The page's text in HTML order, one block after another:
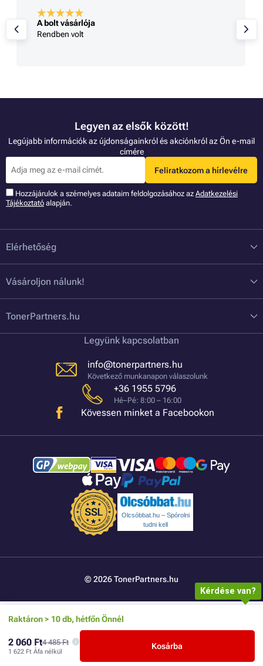
Raktáron > 10 db, hétfőn Önnél
2 060 Ft4 485 Ft
1 622 Ft Áfa nélkül
Kosárba
A bolt vásárlója
Rendben volt
Legyen az elsők között!
Legújabb információk az újdonságainkról és akciónkról az Ön e-mail
címére
Feliratkozom a hírlevélre
Hozzájárulok a szémelyes adataim feldolgozásához az Adatkezelési
Tájékoztató alapján.
Elérhetőség
Vásároljon nálunk!
TonerPartners.hu
Legyünk kapcsolatban
info@tonerpartners.hu
Következő munkanapon válaszolunk
+36 1955 5796
Hé–Pé: 8:00 – 16:00
Kövessen minket a Facebookon
Olcsóbbat.hu – Spórolni
tudni kell
© 2026 TonerPartners.hu
Kérdése van?